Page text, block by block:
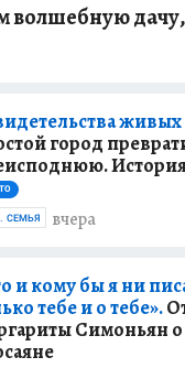
волшебную
город
вчера
СЕМЬЯ
и кому бы я ни
тебе и о тебе».
Симоньян